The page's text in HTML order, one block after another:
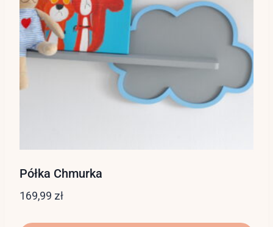
Półka Chmurka
169,99 zł